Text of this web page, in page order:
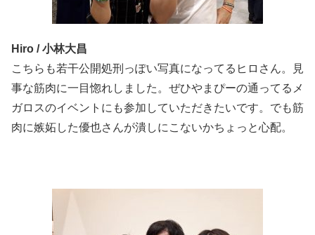
Hiro / 小林大昌
こちらも若干公開処刑っぽい写真になってるヒロさん。見
事な筋肉に一目惚れしました。ぜひやまぴーの通ってるメ
ガロスのイベントにも参加していただきたいです。でも筋
肉に嫉妬した優也さんが潰しにこないかちょっと心配。